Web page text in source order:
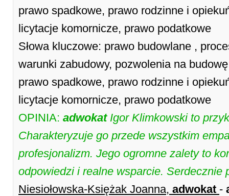
prawo spadkowe, prawo rodzinne i
licytacje komornicze, prawo podatkowe
Słowa kluczowe: prawo budowlane ,
warunki zabudowy, pozwolenia na
prawo spadkowe, prawo rodzinne i
licytacje komornicze, prawo podatkowe
OPINIA: adwokatIgor Klimkowski to
Charakteryzuje go przede wszystkim
profesjonalizm. Jego ogromne zalety to
odpowiedzi i realne wsparcie. Serdecznie
Niesiołowska-Księżak Joanna, adwokat -